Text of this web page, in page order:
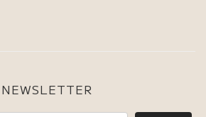
NEWSLETTER